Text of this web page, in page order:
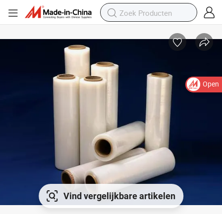
Open
Vind vergelijkbare artikelen